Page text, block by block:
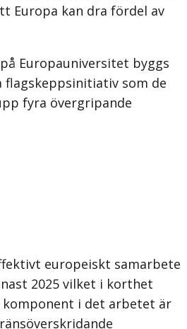
Europa kan dra fördel av
Europauniversitet byggs
flagskeppsinitiativ som de
fyra övergripande
europeiskt samarbete
2025 vilket i korthet
komponent i det arbetet är